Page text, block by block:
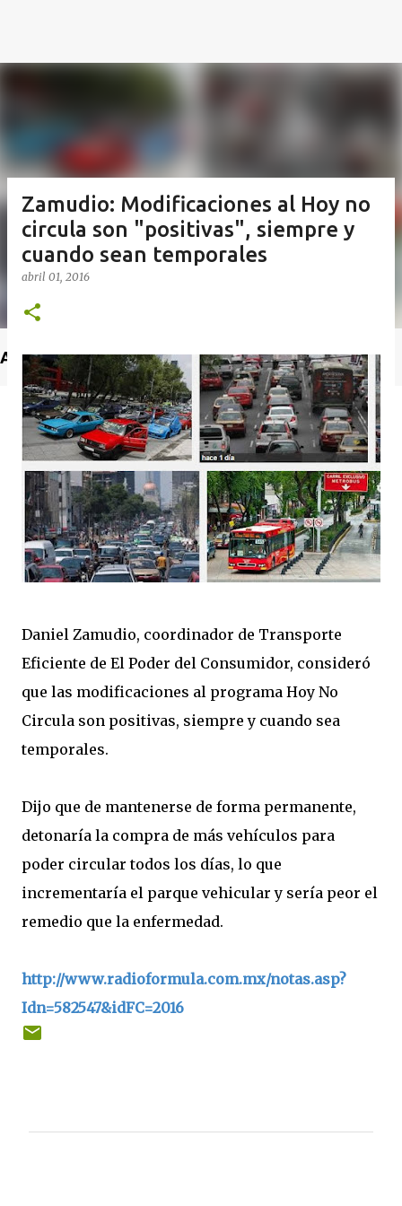
Anuncio
Zamudio: Modificaciones al Hoy no
circula son "positivas", siempre y
cuando sean temporales
abril 01, 2016
Daniel Zamudio, coordinador de Transporte
Eficiente de El Poder del Consumidor, consideró
que las modificaciones al programa Hoy No
Circula son positivas, siempre y cuando sea
temporales.
Dijo que de mantenerse de forma permanente,
detonaría la compra de más vehículos para
poder circular todos los días, lo que
incrementaría el parque vehicular y sería peor el
remedio que la enfermedad.
http://www.radioformula.com.mx/notas.asp?
Idn=582547&idFC=2016